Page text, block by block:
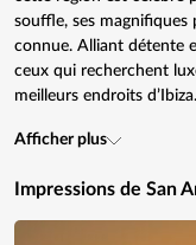
souffle, ses magnifiques
connue. Alliant détente
ceux qui recherchent
meilleurs endroits d’Ibiza.
Afficher plus
Impressions de San